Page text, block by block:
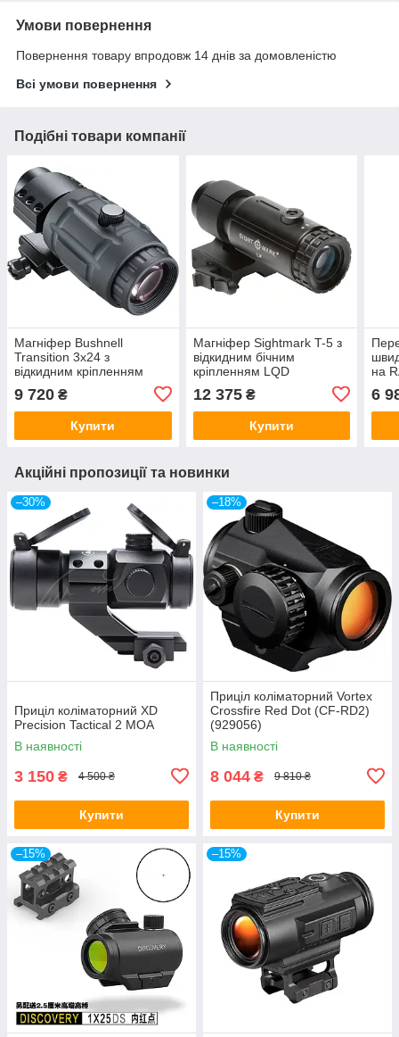
Умови повернення
Повернення товару впродовж 14 днів за домовленістю
Всі умови повернення
Подібні товари компанії
Магніфер Bushnell
Transition 3x24 з
відкидним кріпленням
9 720 ₴
Купити
Магніфер Sightmark T-5 з
відкидним бічним
кріпленням LQD
12 375₴
Купити
на
6
Акційні пропозиції та новинки
–30%
Приціл коліматорний XD
Precision Tactical 2 МОА
В наявності
3 150 ₴ 4 500 ₴
Купити
–18%
Приціл коліматорний Vortex
Crossfire Red Dot (CF-RD2)
(929056)
В наявності
8 044 ₴ 9 810 ₴
Купити
–15% –15%